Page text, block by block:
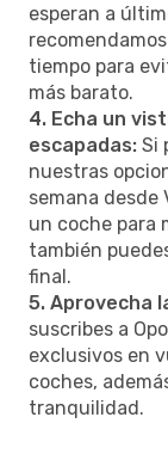
esperan a
tiempo para
más barato.
4. Echa un
escapadas: Si
nuestras
semana desde
un coche para
también
final.
5. Aprovecha
suscribes a
exclusivos en
coches,
tranquilidad.